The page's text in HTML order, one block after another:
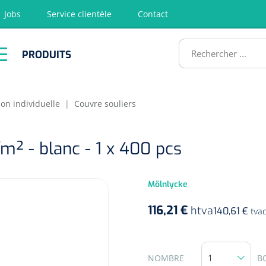
Jobs Service clientèle Contact
PRODUITS
individuelle | Couvre souliers
- blanc - 1 x 400 pcs
Mölnlycke
116,21 € htva140,61 €
NOMBRE